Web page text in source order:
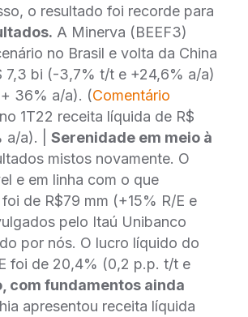
o resultado foi recorde para
A Minerva (BEEF3)
no Brasil e volta da China
7,3 bi (-3,7% t/t e +24,6% a/a)
36% a/a). (Comentário
1T22 receita líquida de R$
a/a). | Serenidade em meio à
mistos novamente. O
e em linha com o que
de R$79 mm (+15% R/E e
pelo Itaú Unibanco
por nós. O lucro líquido do
foi de 20,4% (0,2 p.p. t/t e
com fundamentos ainda
apresentou receita líquida